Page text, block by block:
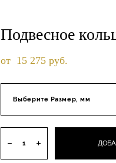
Подвесное
от 15 275 pуб.
Выберите Размер, мм